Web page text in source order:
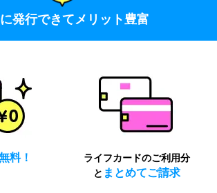
発行できてメリット豊富
料！
ライフカードのご利用分
と まとめてご請求